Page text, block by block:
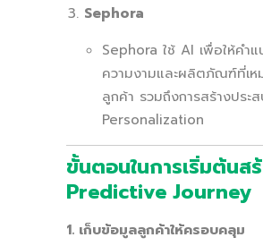
Sephora
Sephora ใช้ AI เพื่อให้คำแ
ความงามและผลิตภัณฑ์ที่เห
ลูกค้า รวมถึงการสร้างประ
Personalization
ขั้นตอนในการเริ่มต้นส
Predictive Journey
1. เก็บข้อมูลลูกค้าให้ครอบคลุม